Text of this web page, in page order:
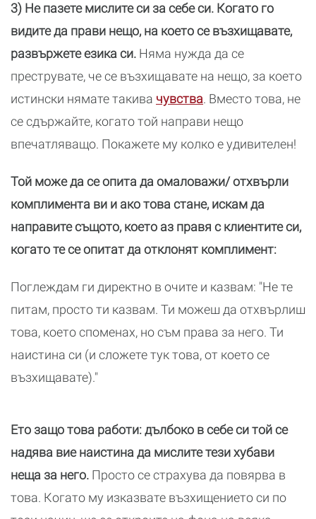
3) Не пазете мислите си за себе си. Когато го
видите да прави нещо, на което се възхищавате,
развържете езика си. Няма нужда да се
преструвате, че се възхищавате на нещо, за което
истински нямате такива чувства. Вместо това, не
се сдържайте, когато той направи нещо
впечатляващо. Покажете му колко е удивителен!
Той може да се опита да омаловажи/ отхвърли
комплимента ви и ако това стане, искам да
направите същото, което аз правя с клиентите си,
когато те се опитат да отклонят комплимент:
Поглеждам ги директно в очите и казвам: "Не те
питам, просто ти казвам. Ти можеш да отхвърлиш
това, което споменах, но съм права за него. Ти
наистина си (и сложете тук това, от което се
възхищавате)."
Ето защо това работи: дълбоко в себе си той се
надява вие наистина да мислите тези хубави
неща за него. Просто се страхува да повярва в
това. Когато му изказвате възхищението си по